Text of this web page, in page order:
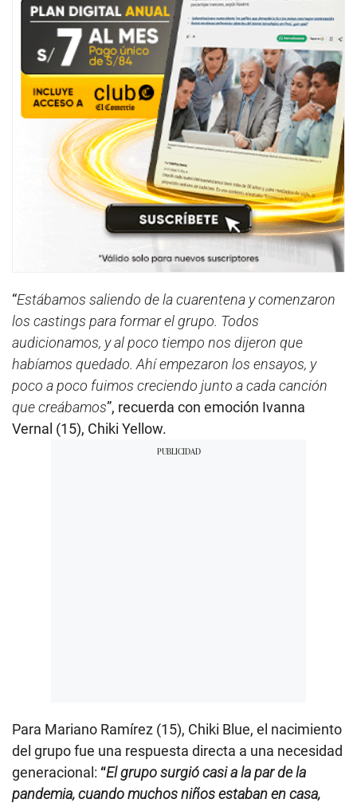
“Estábamos saliendo de la cuarentena y comenzaron
los castings para formar el grupo. Todos
audicionamos, y al poco tiempo nos dijeron que
habíamos quedado. Ahí empezaron los ensayos, y
poco a poco fuimos creciendo junto a cada canción
que creábamos”, recuerda con emoción Ivanna
Vernal (15), Chiki Yellow.
Para Mariano Ramírez (15), Chiki Blue, el nacimiento
del grupo fue una respuesta directa a una necesidad
generacional: “El grupo surgió casi a la par de la
pandemia, cuando muchos niños estaban en casa,